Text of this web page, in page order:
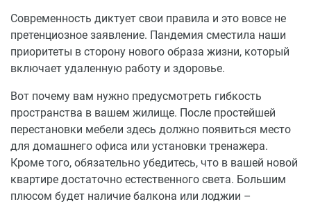
Современность диктует свои правила и это вовсе не
претенциозное заявление. Пандемия сместила наши
приоритеты в сторону нового образа жизни, который
включает удаленную работу и здоровье.
Вот почему вам нужно предусмотреть гибкость
пространства в вашем жилище. После простейшей
перестановки мебели здесь должно появиться место
для домашнего офиса или установки тренажера.
Кроме того, обязательно убедитесь, что в вашей новой
квартире достаточно естественного света. Большим
плюсом будет наличие балкона или лоджии –